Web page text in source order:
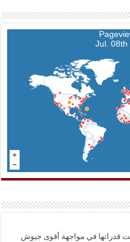
Jul. 08th
قدراتها في مواجهة أقوى جيوش